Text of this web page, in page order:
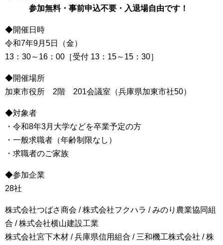
参加無料・事前申込不要・入退場自由です！
◆開催日時
令和7年9月5日（金）
13：30～16：00［受付 13：15～15：30］
◆開催場所
加東市役所 2階 201会議室（兵庫県加東市社50）
◆対象者
・令和8年3月大学などを卒業予定の方
・一般求職者（年齢制限なし）
・求職者のご家族
◆参加企業
28社
株式会社つばさ商会 / 株式会社フクハラ / みのり農業協同組
合 / 株式会社横山建設工業
株式会社宮下木材 / 兵庫県信用組合 / 三和機工株式会社 / 株